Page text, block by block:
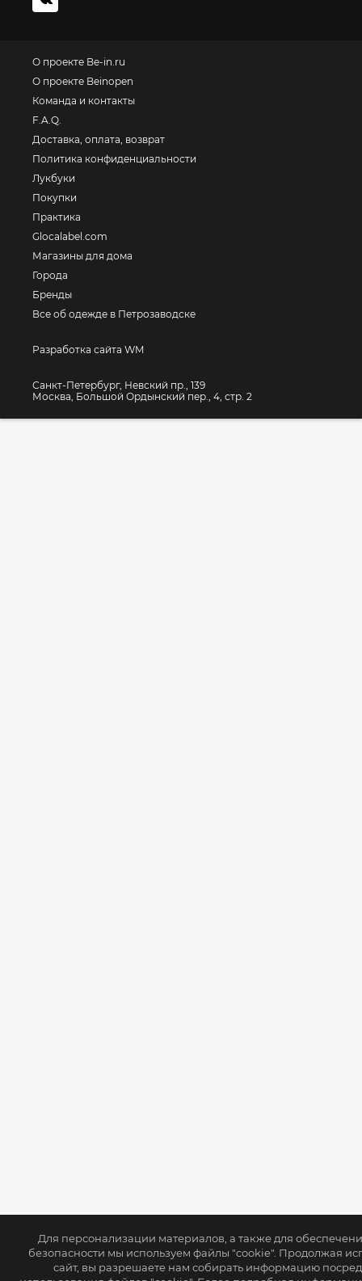
Для персонализации материалов, а также для
безопасности мы используем файлы "cookie". Продолжая
сайт, вы разрешаете нам собирать информацию
О проекте Be-in.ru
О проекте Beinopen
Команда и контакты
F.A.Q.
Доставка, оплата, возврат
Политика конфиденциальности
Лукбуки
Покупки
Практика
Glocalabel.com
Магазины для дома
Города
Бренды
Все об одежде в Петрозаводске
Разработка сайта WM
Санкт-Петербург, Невский пр., 139
Москва, Большой Ордынский пер., 4, стр. 2